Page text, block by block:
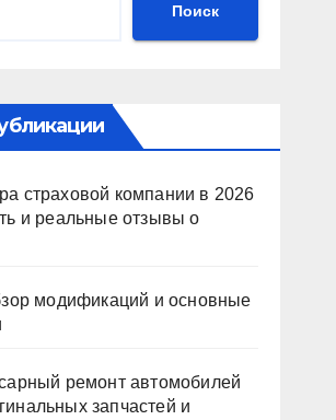
Поиск
страховой компании в 2026
и реальные отзывы о
модификаций и основные
ремонт автомобилей
запчастей и